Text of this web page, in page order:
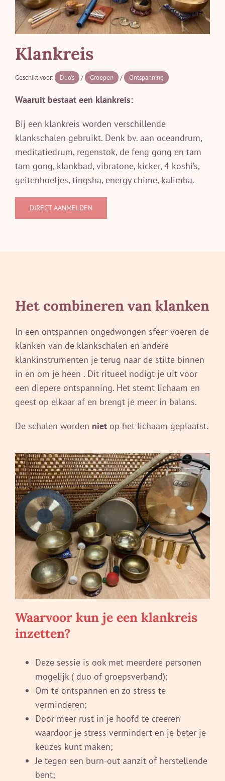
Klankreis
Geschikt voor: Duo's / Groepen / Ontspanning
Waaruit bestaat een klankreis:
Bij een klankreis worden verschillende
klankschalen gebruikt. Denk bv. aan oceandrum,
meditatiedrum, regenstok, de feng gong en tam
tam gong, klankbad, vibratone, kicker, 4 koshi’s,
geitenhoefjes, tingsha, energy chime, kalimba.
DIRECT AANMELDEN
Het combineren van klanken
In een ontspannen ongedwongen sfeer voeren de
klanken van de klankschalen en andere
klankinstrumenten je terug naar de stilte binnen
in en om je heen . Dit ritueel nodigt je uit voor
een diepere ontspanning. Het stemt lichaam en
geest op elkaar af en brengt je meer in balans.
De schalen worden niet op het lichaam geplaatst.
Waarvoor kun je een klankreis
inzetten?
Deze sessie is ook met meerdere personen
mogelijk ( duo of groepsverband);
Om te ontspannen en zo stress te
verminderen;
Door meer rust in je hoofd te creëren
waardoor je stress vermindert en je beter je
keuzes kunt maken;
Je tegen een burn-out aanzit of herstellende
bent;